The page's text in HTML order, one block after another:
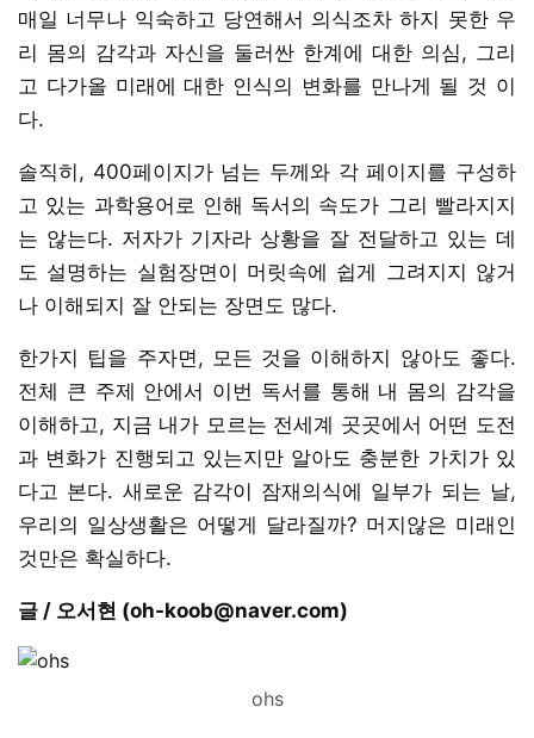
매일 너무나 익숙하고 당연해서 의식조차 하지 못한 우
리 몸의 감각과 자신을 둘러싼 한계에 대한 의심, 그리
고 다가올 미래에 대한 인식의 변화를 만나게 될 것 이
다.
솔직히, 400페이지가 넘는 두께와 각 페이지를 구성하
고 있는 과학용어로 인해 독서의 속도가 그리 빨라지지
는 않는다. 저자가 기자라 상황을 잘 전달하고 있는 데
도 설명하는 실험장면이 머릿속에 쉽게 그려지지 않거
나 이해되지 잘 안되는 장면도 많다.
한가지 팁을 주자면, 모든 것을 이해하지 않아도 좋다.
전체 큰 주제 안에서 이번 독서를 통해 내 몸의 감각을
이해하고, 지금 내가 모르는 전세계 곳곳에서 어떤 도전
과 변화가 진행되고 있는지만 알아도 충분한 가치가 있
다고 본다. 새로운 감각이 잠재의식에 일부가 되는 날,
우리의 일상생활은 어떻게 달라질까? 머지않은 미래인
것만은 확실하다.
글 / 오서현 (oh-koob@naver.com)
ohs